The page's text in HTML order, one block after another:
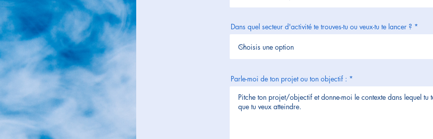
Dans quel secteur d'activité te trouves-tu ou veux-tu te lancer ?
Parle-moi de ton projet ou ton objectif :